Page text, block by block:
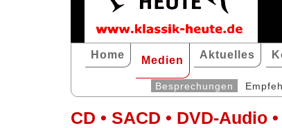
Home Medien Aktuelles
Besprechungen
CD • SACD • DVD-Audio